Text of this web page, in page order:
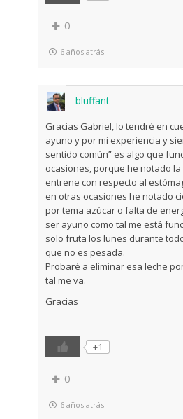
0
6 años atrás
bluffant
Gracias Gabriel, lo tendré en
ayuno y por mi experiencia y
sentido común” es algo que
ocasiones, porque he notado
entrene con respecto al
en otras ocasiones he notado
por tema azúcar o falta de
ser ayuno como tal me está
solo fruta los lunes durante
que no es pesada.
Probaré a eliminar esa leche
tal me va.
Gracias
+1
0
6 años atrás